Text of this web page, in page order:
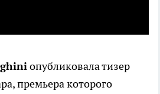
опубликовала тизер
премьера которого